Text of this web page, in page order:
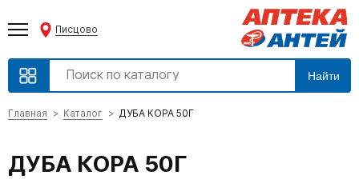
Писцово
Найти
Главная Каталог ДУБА КОРА 50Г
ДУБА КОРА 50Г